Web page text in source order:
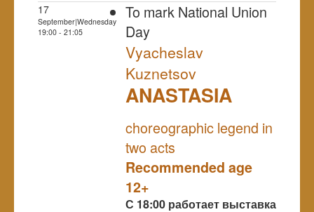
17
September|Wednesday
19:00 - 21:05
To mark National Union
Day
Vyacheslav
Kuznetsov
ANASTASIA
choreographic legend in
two acts
Recommended age
12+
С 18:00 работает выставка